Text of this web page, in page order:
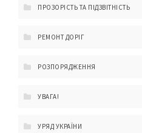
ПРОЗОРІСТЬ ТА ПІДЗВІТНІСТЬ
РЕМОНТ ДОРІГ
РОЗПОРЯДЖЕННЯ
УВАГА!
УРЯД УКРАЇНИ